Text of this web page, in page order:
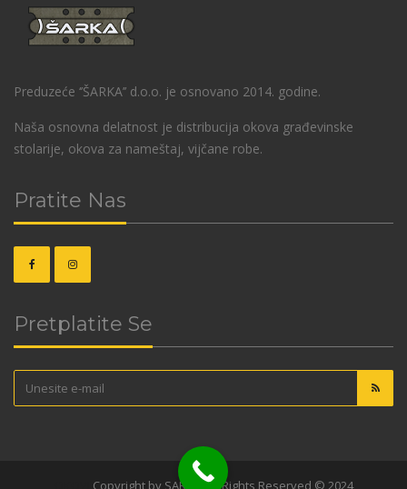
Preduzeće ‘’ŠARKA’’ d.o.o. je osnovano 2014. godine.
Naša osnovna delatnost je distribucija okova građevinske
stolarije, okova za nameštaj, vijčane robe.
Pratite Nas
Pretplatite Se
Copyright by SARKA. All Rights Reserved © 2024